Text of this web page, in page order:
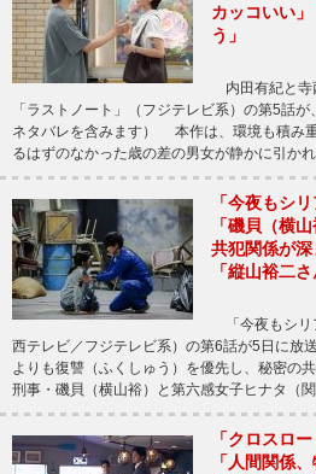
カッコいい
う」
内田有紀と寺
「ラストノート」（フジテレビ系）の第5話が
ネタバレを含みます） 本作は、環境も積み
るはずのなかった歳の差の男女が静かに引か
「今夜もシ
「磯貝（横
共犯関係が深
「縦山裕二
「今夜もシリ
西テレビ／フジテレビ系）の第6話が5日に
よりも復讐（ふくしゅう）を優先し、秘密の
刑事・磯貝（横山裕）と第六感女子ヒナタ（
「クロスロ
「人間関係